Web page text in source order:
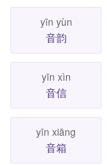
yīn yùn
音韵
yīn xìn
音信
yīn xiāng
音箱